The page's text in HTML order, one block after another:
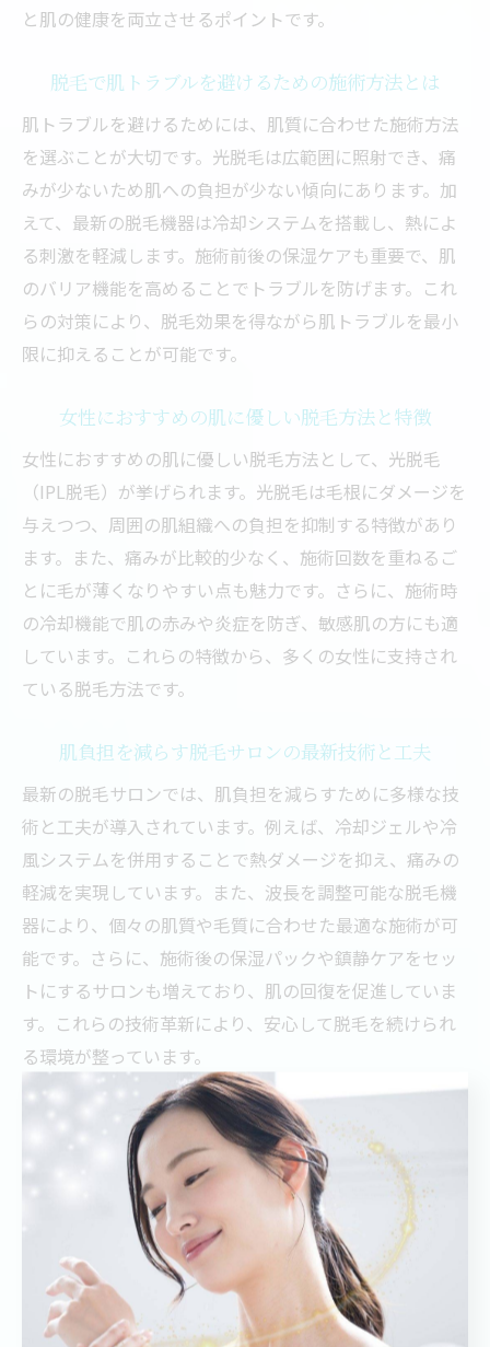
と肌の健康を両立させるポイントです。
脱毛で肌トラブルを避けるための施術方法とは
肌トラブルを避けるためには、肌質に合わせた施術方法
を選ぶことが大切です。光脱毛は広範囲に照射でき、痛
みが少ないため肌への負担が少ない傾向にあります。加
えて、最新の脱毛機器は冷却システムを搭載し、熱によ
る刺激を軽減します。施術前後の保湿ケアも重要で、肌
のバリア機能を高めることでトラブルを防げます。これ
らの対策により、脱毛効果を得ながら肌トラブルを最小
限に抑えることが可能です。
女性におすすめの肌に優しい脱毛方法と特徴
女性におすすめの肌に優しい脱毛方法として、光脱毛
（IPL脱毛）が挙げられます。光脱毛は毛根にダメージを
与えつつ、周囲の肌組織への負担を抑制する特徴があり
ます。また、痛みが比較的少なく、施術回数を重ねるご
とに毛が薄くなりやすい点も魅力です。さらに、施術時
の冷却機能で肌の赤みや炎症を防ぎ、敏感肌の方にも適
しています。これらの特徴から、多くの女性に支持され
ている脱毛方法です。
肌負担を減らす脱毛サロンの最新技術と工夫
最新の脱毛サロンでは、肌負担を減らすために多様な技
術と工夫が導入されています。例えば、冷却ジェルや冷
風システムを併用することで熱ダメージを抑え、痛みの
軽減を実現しています。また、波長を調整可能な脱毛機
器により、個々の肌質や毛質に合わせた最適な施術が可
能です。さらに、施術後の保湿パックや鎮静ケアをセッ
トにするサロンも増えており、肌の回復を促進していま
す。これらの技術革新により、安心して脱毛を続けられ
る環境が整っています。
メンズにも合う肌にやさしい脱毛サロンのポイント
メンズ向けの肌にやさしい脱毛サロンを選ぶ際は、男性
特有の肌質や毛質に対応した施術が可能かを確認しまし
ょう。具体的には、男性用の照射パワー調整や施術範囲
の柔軟性が重要です。また、痛みを抑える冷却機能や施
術前後のスキンケア指導が充実しているサロンが安心で
す。さらに、男性スタッフの対応やプライバシー保護の